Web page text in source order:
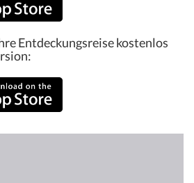
Entdeckungsreise kostenlos